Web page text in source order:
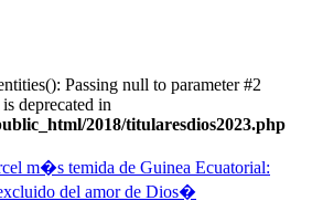
Passing null to parameter #2
deprecated in
2018/titularesdios2023.php
m�s temida de Guinea Ecuatorial:
del amor de Dios�